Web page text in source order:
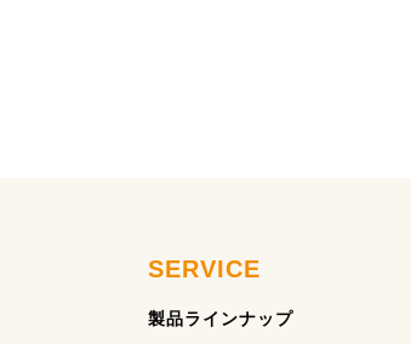
SERVICE
製品ラインナップ